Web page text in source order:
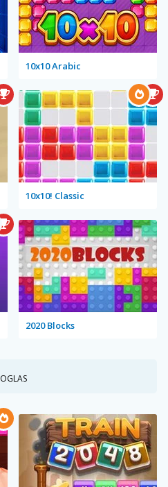
10x10 Arabic
10x10! Classic
2020 Blocks
OGLAS